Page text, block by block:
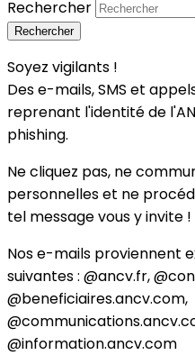
Rechercher
Soyez vigilants !
Des e-mails, SMS et
reprenant l'identité de
phishing.
Ne cliquez pas, ne
personnelles et ne
tel message vous y invite !
Nos e-mails proviennent
suivantes : @ancv.fr,
@beneficiaires.ancv.com,
@information.ancv.com